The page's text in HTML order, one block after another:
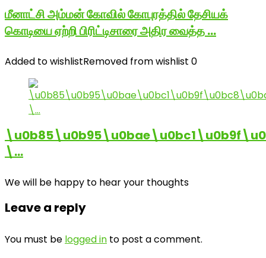
மீனாட்சி அம்மன் கோவில் கோபுரத்தில் தேசியக்
கொடியை ஏற்றி பிரிட்டிசாரை அதிர வைத்த …
Added to wishlistRemoved from wishlist 0
\…
We will be happy to hear your thoughts
Leave a reply
You must be logged in to post a comment.